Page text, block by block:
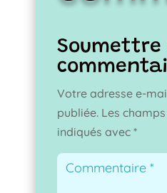
Soumettre
Votre adresse e-
publiée. Les
indiqués avec *